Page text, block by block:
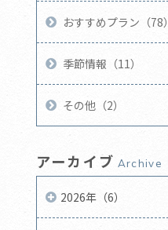
おすすめプラン（78）
季節情報（11）
その他（2）
アーカイブ Archive
2026年（6）